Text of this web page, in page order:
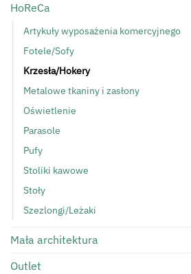
HoReCa
Artykuły wyposażenia komercyjnego
Fotele/Sofy
Krzesła/Hokery
Metalowe tkaniny i zasłony
Oświetlenie
Parasole
Pufy
Stoliki kawowe
Stoły
Szezlongi/Leżaki
Mała architektura
Outlet